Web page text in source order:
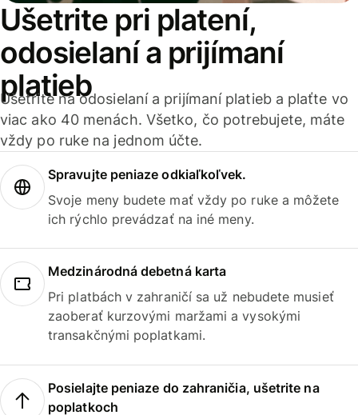
Ušetrite pri platení,
odosielaní a prijímaní
platieb
Ušetrite na odosielaní a prijímaní platieb a plaťte vo
viac ako 40 menách. Všetko, čo potrebujete, máte
vždy po ruke na jednom účte.
Spravujte peniaze odkiaľkoľvek.
Svoje meny budete mať vždy po ruke a môžete
ich rýchlo prevádzať na iné meny.
Medzinárodná debetná karta
Pri platbách v zahraničí sa už nebudete musieť
zaoberať kurzovými maržami a vysokými
transakčnými poplatkami.
Posielajte peniaze do zahraničia, ušetrite na
poplatkoch